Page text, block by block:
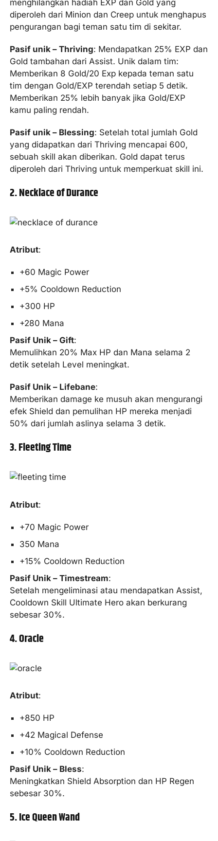
menghilangkan hadiah EXP dan Gold yang
diperoleh dari Minion dan Creep untuk menghapus
pengurangan bagi teman satu tim di sekitar.
Pasif unik – Thriving: Mendapatkan 25% EXP dan
Gold tambahan dari Assist. Unik dalam tim:
Memberikan 8 Gold/20 Exp kepada teman satu
tim dengan Gold/EXP terendah setiap 5 detik.
Memberikan 25% lebih banyak jika Gold/EXP
kamu paling rendah.
Pasif unik – Blessing: Setelah total jumlah Gold
yang didapatkan dari Thriving mencapai 600,
sebuah skill akan diberikan. Gold dapat terus
diperoleh dari Thriving untuk memperkuat skill ini.
2. Necklace of Durance
Atribut:
+60 Magic Power
+5% Cooldown Reduction
+300 HP
+280 Mana
Pasif Unik – Gift:
Memulihkan 20% Max HP dan Mana selama 2
detik setelah Level meningkat.
Pasif Unik – Lifebane:
Memberikan damage ke musuh akan mengurangi
efek Shield dan pemulihan HP mereka menjadi
50% dari jumlah aslinya selama 3 detik.
3. Fleeting Time
Atribut:
+70 Magic Power
350 Mana
+15% Cooldown Reduction
Pasif Unik – Timestream:
Setelah mengeliminasi atau mendapatkan Assist,
Cooldown Skill Ultimate Hero akan berkurang
sebesar 30%.
4. Oracle
Atribut:
+850 HP
+42 Magical Defense
+10% Cooldown Reduction
Pasif Unik – Bless:
Meningkatkan Shield Absorption dan HP Regen
sebesar 30%.
5. Ice Queen Wand